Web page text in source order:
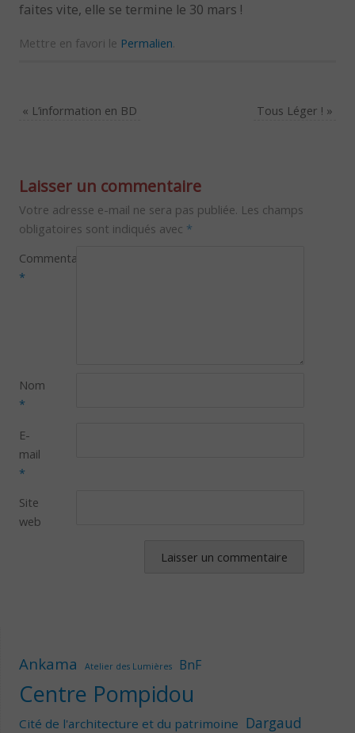
faites vite, elle se termine le 30 mars !
Mettre en favori le Permalien.
« L’information en BD Tous Léger ! »
Laisser un commentaire
Votre adresse e-mail ne sera pas publiée. Les champs
obligatoires sont indiqués avec *
Commentaire
*
Nom
*
E-
mail
*
Site
web
Ankama Atelier des Lumières BnF
Centre Pompidou
Cité de l'architecture et du patrimoine Dargaud